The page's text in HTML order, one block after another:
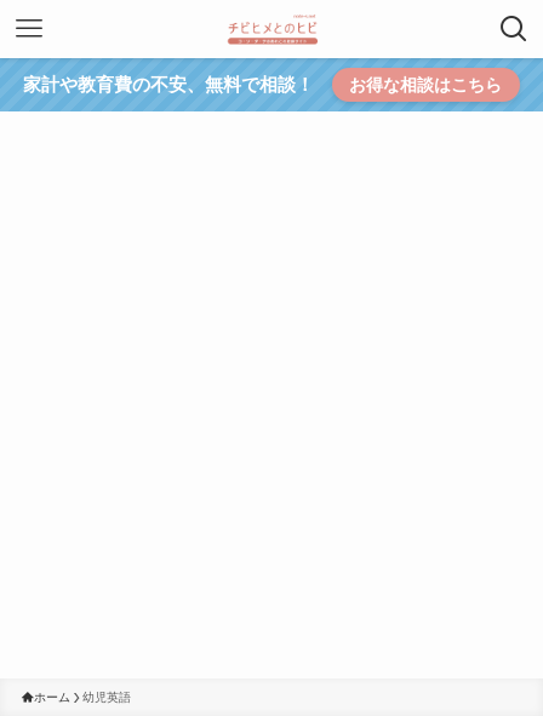
家計や教育費の不安、無料で相談！ お得な相談はこちら
ホーム 幼児英語